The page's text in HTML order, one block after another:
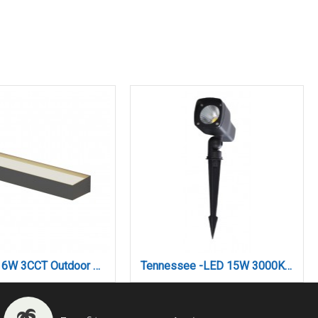
Gio LED 16W 3CCT Outdoor Up-Down Wall Lamp Anthracite D:46x83x331mm (80206340) Tennessee -LED 15W 3000K Outdoor Spike Light in black Color (80600611)